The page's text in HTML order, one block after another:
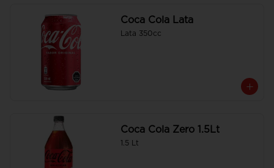
Coca Cola Lata
Lata 350cc
Coca Cola Zero 1.5Lt
1.5 Lt